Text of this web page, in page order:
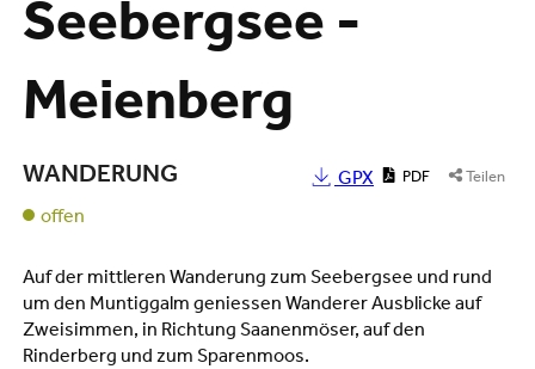
Seebergsee -
Meienberg
WANDERUNG GPX PDF Teilen
offen
Auf der mittleren Wanderung zum Seebergsee und rund
um den Muntiggalm geniessen Wanderer Ausblicke auf
Zweisimmen, in Richtung Saanenmöser, auf den
Rinderberg und zum Sparenmoos.